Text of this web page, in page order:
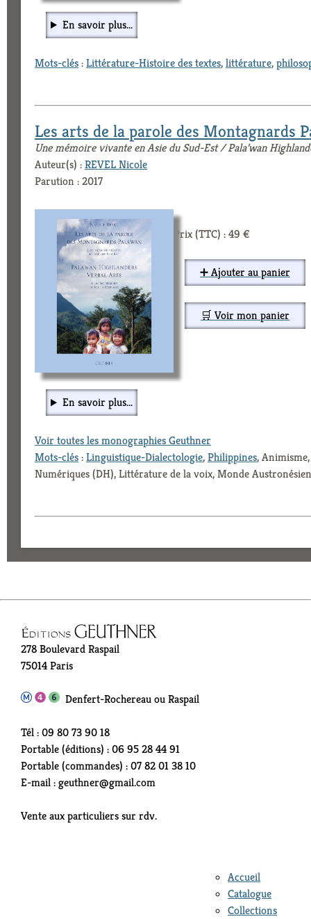
En savoir plus...
Mots-clés:Littérature-Histoire des textes,littérature,
Les arts de la parole des Montagnards
Une mémoire vivante en Asie du Sud-Est / Pala’wan
Auteur(s) :REVEL Nicole
Parution : 2017
Prix (TTC) : 49 €
➕ Ajouter au panier
🛒 Voir mon panier
En savoir plus...
Voir toutes les monographies Geuthner
Mots-clés:Linguistique-Dialectologie,Philippines,
Numériques (DH), Littérature de la voix, Monde
278 Boulevard Raspail
75014 Paris
Denfert-Rochereau ou Raspail
Tél : 09 80 73 90 18
Portable (éditions) : 06 95 28 44 91
Portable (commandes) : 07 82 01 38 10
E-mail : geuthner@gmail.com
Vente aux particuliers sur rdv.
Accueil
Catalogue
Collections